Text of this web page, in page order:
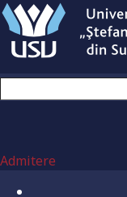
Admitere